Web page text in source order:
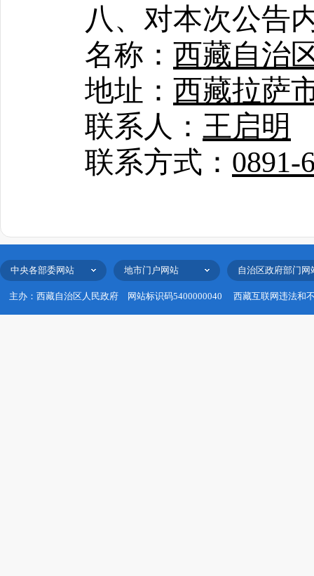
八、对本次公告
名称： 西藏自治
地址： 西藏拉萨
联系人： 王启明
联系方式： 0891-
中央各部委网站 地市门户网站 自治区政府部门网
主办：西藏自治区人民政府 网站标识码5400000040 西藏互联网违法和